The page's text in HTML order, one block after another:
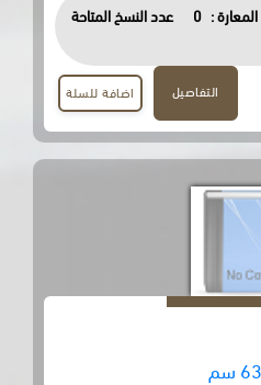
0
عدد النسخ المتاحة
اضافة للسلة